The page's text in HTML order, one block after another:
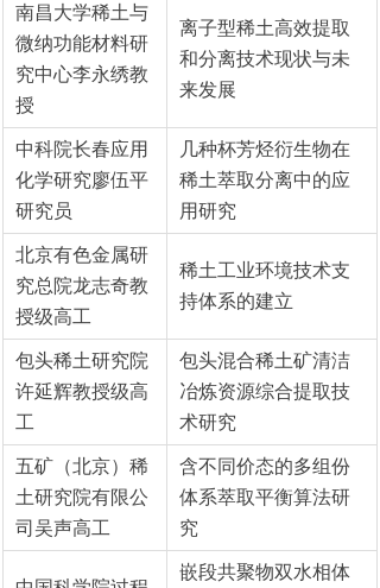
南昌大学稀土与
微纳功能材料研
究中心李永绣教
授
离子型稀土高效提取
和分离技术现状与未
来发展
中科院长春应用
化学研究廖伍平
研究员
几种杯芳烃衍生物在
稀土萃取分离中的应
用研究
北京有色金属研
究总院龙志奇教
授级高工
稀土工业环境技术支
持体系的建立
包头稀土研究院
许延辉教授级高
工
包头混合稀土矿清洁
冶炼资源综合提取技
术研究
五矿（北京）稀
土研究院有限公
司吴声高工
含不同价态的多组份
体系萃取平衡算法研
究
嵌段共聚物双水相体